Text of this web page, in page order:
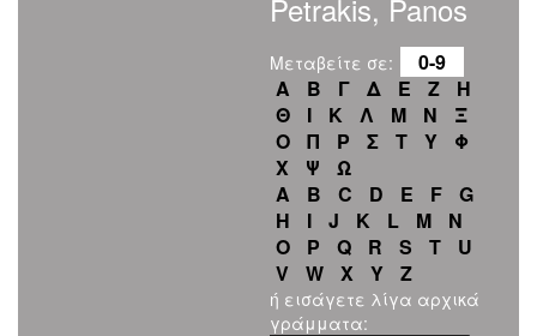
Petrakis, Panos
Μεταβείτε σε:
0-9
Α
Β Γ Δ Ε Ζ
Η
Θ
Ι Κ Λ Μ Ν
Ξ
Ο
Π Ρ Σ Τ Υ
Φ
Χ
Ψ
Ω
A
B C D E F
G
H
I J K L M
N
O
P Q R S T
U
V
W X Y Z
ή εισάγετε λίγα αρχικά
γράμματα: